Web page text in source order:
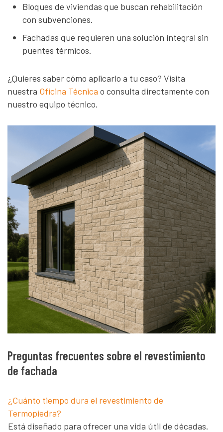
Bloques de viviendas que buscan rehabilitación
con subvenciones.
Fachadas que requieren una solución integral sin
puentes térmicos.
¿Quieres saber cómo aplicarlo a tu caso? Visita
nuestra Oficina Técnica o consulta directamente con
nuestro equipo técnico.
Preguntas frecuentes sobre el revestimiento
de fachada
¿Cuánto tiempo dura el revestimiento de
Termopiedra?
Está diseñado para ofrecer una vida útil de décadas.